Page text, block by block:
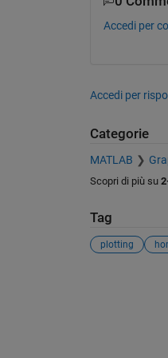
Accedi per
Accedi per
Categorie
MATLAB
Scopri di più su
Tag
plotting